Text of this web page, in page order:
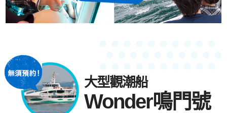
大型觀潮船
Wonder鳴門號